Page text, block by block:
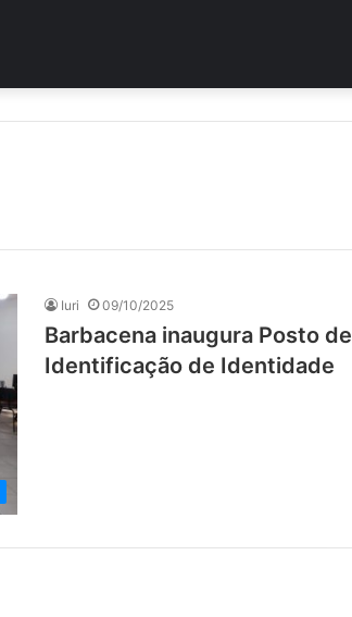
Iuri 09/10/2025
Barbacena inaugura Posto de
Identificação de Identidade